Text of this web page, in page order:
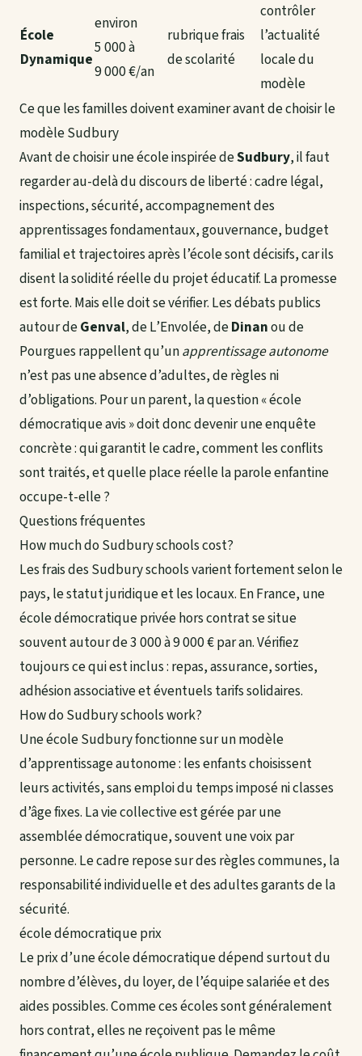
École
Dynamique
environ
5 000 à
9 000 €/an
rubrique frais
de scolarité
contrôler
l’actualité
locale du
modèle
Ce que les familles doivent examiner avant de choisir le
modèle Sudbury
Avant de choisir une école inspirée deSudbury, il faut
regarder au-delà du discours de liberté : cadre légal,
inspections, sécurité, accompagnement des
apprentissages fondamentaux, gouvernance, budget
familial et trajectoires après l’école sont décisifs, car ils
disent la solidité réelle du projet éducatif. La promesse
est forte. Mais elle doit se vérifier. Les débats publics
autour deGenval, de L’Envolée, deDinanou de
Pourgues rappellent qu’unapprentissage autonome
n’est pas une absence d’adultes, de règles ni
d’obligations. Pour un parent, la question « école
démocratique avis » doit donc devenir une enquête
concrète : qui garantit le cadre, comment les conflits
sont traités, et quelle place réelle la parole enfantine
occupe-t-elle ?
Questions fréquentes
How much do Sudbury schools cost?
Les frais des Sudbury schools varient fortement selon le
pays, le statut juridique et les locaux. En France, une
école démocratique privée hors contrat se situe
souvent autour de 3 000 à 9 000 € par an. Vérifiez
toujours ce qui est inclus : repas, assurance, sorties,
adhésion associative et éventuels tarifs solidaires.
How do Sudbury schools work?
Une école Sudbury fonctionne sur un modèle
d’apprentissage autonome : les enfants choisissent
leurs activités, sans emploi du temps imposé ni classes
d’âge fixes. La vie collective est gérée par une
assemblée démocratique, souvent une voix par
personne. Le cadre repose sur des règles communes, la
responsabilité individuelle et des adultes garants de la
sécurité.
école démocratique prix
Le prix d’une école démocratique dépend surtout du
nombre d’élèves, du loyer, de l’équipe salariée et des
aides possibles. Comme ces écoles sont généralement
hors contrat, elles ne reçoivent pas le même